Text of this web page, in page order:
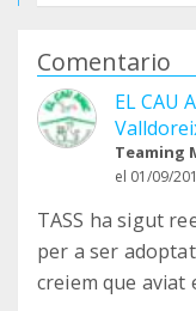
Comentario
EL CAU
Teaming
el 01/09/
TASS ha sigut
per a ser
creiem que aviat